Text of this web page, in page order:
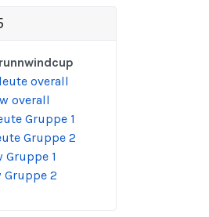
overall
overall
Gruppe 1
Gruppe 2
Gruppe 1
Gruppe 2